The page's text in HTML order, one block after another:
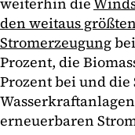
den weitaus
Stromerzeugung
Prozent, die
Prozent bei und die
erneuerbaren